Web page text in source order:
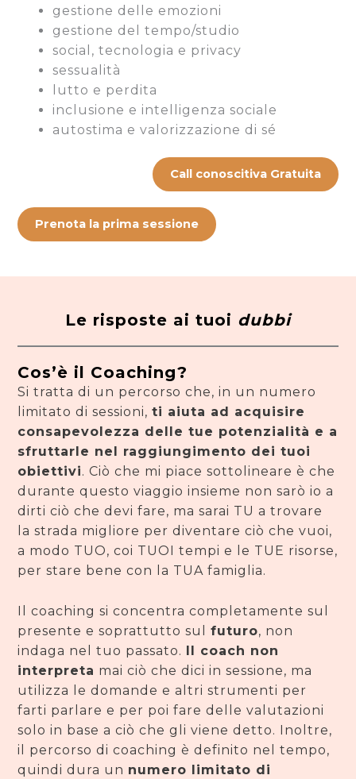
gestione delle emozioni
gestione del tempo/studio
social, tecnologia e privacy
sessualità
lutto e perdita
inclusione e intelligenza sociale
autostima e valorizzazione di sé
Call conoscitiva Gratuita
Prenota la prima sessione
Le risposte ai tuoi dubbi
Cos’è il Coaching?
Si tratta di un percorso che, in un numero
limitato di sessioni, ti aiuta ad acquisire
consapevolezza delle tue potenzialità e a
sfruttarle nel raggiungimento dei tuoi
obiettivi. Ciò che mi piace sottolineare è che
durante questo viaggio insieme non sarò io a
dirti ciò che devi fare, ma sarai TU a trovare
la strada migliore per diventare ciò che vuoi,
a modo TUO, coi TUOI tempi e le TUE risorse,
per stare bene con la TUA famiglia.
Il coaching si concentra completamente sul
presente e soprattutto sul futuro, non
indaga nel tuo passato. Il coach non
interpreta mai ciò che dici in sessione, ma
utilizza le domande e altri strumenti per
farti parlare e per poi fare delle valutazioni
solo in base a ciò che gli viene detto. Inoltre,
il percorso di coaching è definito nel tempo,
quindi dura un numero limitato di